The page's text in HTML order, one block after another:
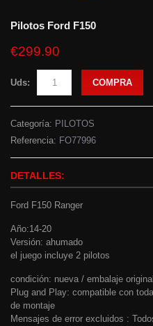
Pilotos Ford F150
€299.90
Uds: COMPRA
Categoría: PILOTOS
Referencia: FO77996
DETALLES:
Ford F150 Ranger
Año:14-20
Versión: ahumado
el juego incluye 2 pilotos
condición: nueva / embalaje original
Plug and Play: compatible con
de montaje
Mensajes de error excluidos :